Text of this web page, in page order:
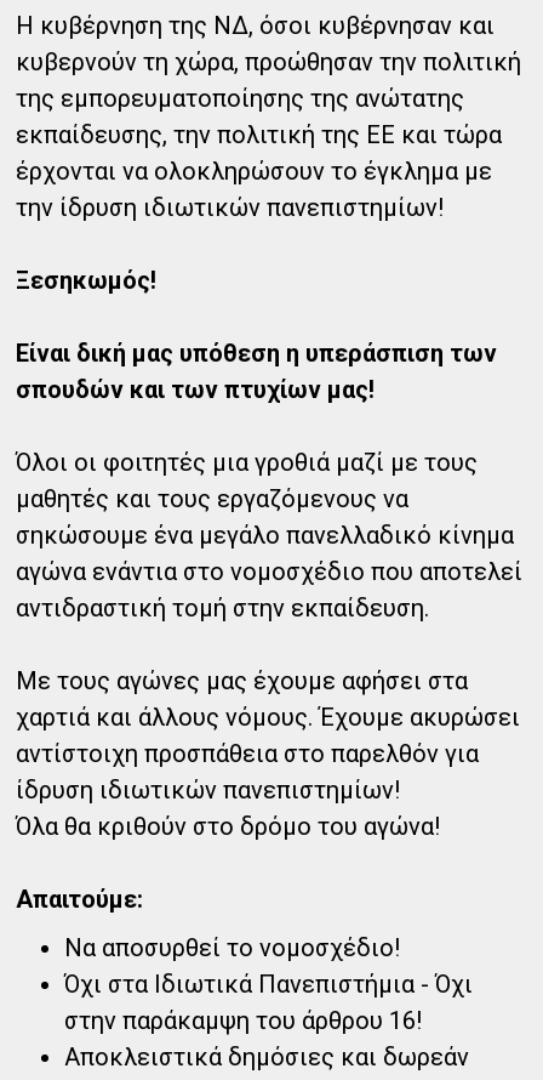
Η κυβέρνηση της ΝΔ, όσοι κυβέρνησαν και
κυβερνούν τη χώρα, προώθησαν την πολιτική
της εμπορευματοποίησης της ανώτατης
εκπαίδευσης, την πολιτική της ΕΕ και τώρα
έρχονται να ολοκληρώσουν το έγκλημα με
την ίδρυση ιδιωτικών πανεπιστημίων!
Ξεσηκωμός!
Είναι δική μας υπόθεση η υπεράσπιση των
σπουδών και των πτυχίων μας!
Όλοι οι φοιτητές μια γροθιά μαζί με τους
μαθητές και τους εργαζόμενους να
σηκώσουμε ένα μεγάλο πανελλαδικό κίνημα
αγώνα ενάντια στο νομοσχέδιο που αποτελεί
αντιδραστική τομή στην εκπαίδευση.
Με τους αγώνες μας έχουμε αφήσει στα
χαρτιά και άλλους νόμους. Έχουμε ακυρώσει
αντίστοιχη προσπάθεια στο παρελθόν για
ίδρυση ιδιωτικών πανεπιστημίων!
Όλα θα κριθούν στο δρόμο του αγώνα!
Απαιτούμε:
Να αποσυρθεί το νομοσχέδιο!
Όχι στα Ιδιωτικά Πανεπιστήμια - Όχι
στην παράκαμψη του άρθρου 16!
Αποκλειστικά δημόσιες και δωρεάν